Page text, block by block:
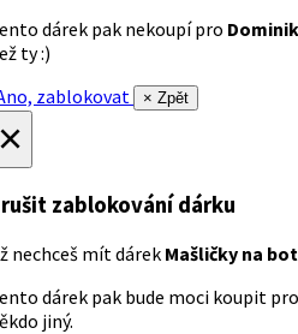
dárek pak nekoupí pro
ty :)
zablokovat
× Zpět
zablokování dárku
nechceš mít dárek Mašličky na
dárek pak bude moci koupit pro
jiný.